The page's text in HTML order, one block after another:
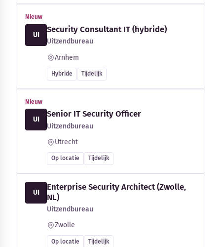
Nieuw
UI
Security Consultant IT (hybride)
Uitzendbureau
Arnhem
Hybride Tijdelijk
Nieuw
UI
Senior IT Security Officer
Uitzendbureau
Utrecht
Op locatie Tijdelijk
UI
Enterprise Security Architect (Zwolle,
NL)
Uitzendbureau
Zwolle
Op locatie Tijdelijk